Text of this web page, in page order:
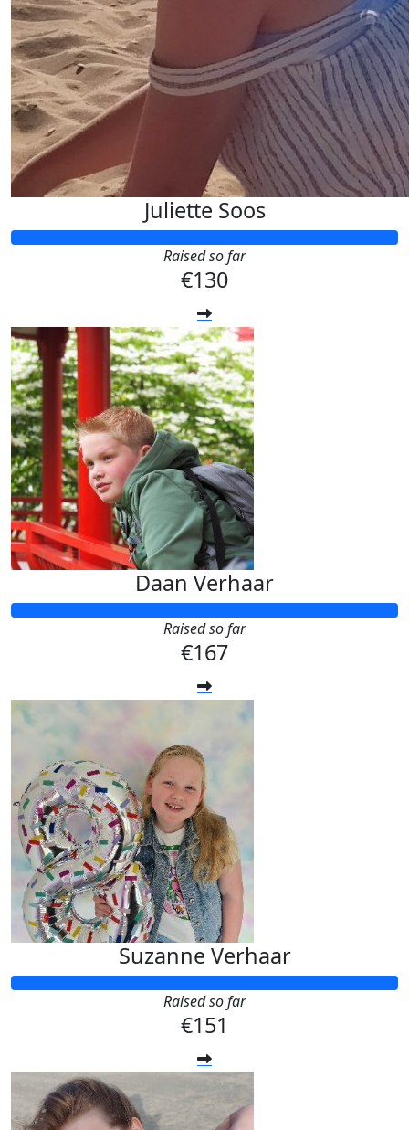
Juliette Soos
Raised so far
€130
Daan Verhaar
Raised so far
€167
Suzanne Verhaar
Raised so far
€151